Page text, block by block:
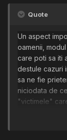
Quote
Un aspect
oamenii, modul
care poti sa iti
destule cazuri
sa ne fie
niciodata de
"victimele"
sa va fie